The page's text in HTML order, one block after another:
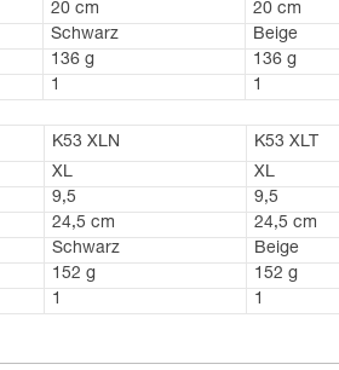
20 cm 20 cm
Schwarz Beige
136 g 136 g
1 1
K53 XLN
K53 XLT
XL
XL
9,5
9,5
24,5 cm
24,5 cm
Schwarz
Beige
152 g
152 g
1 1